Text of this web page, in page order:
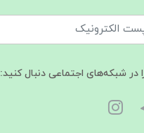
در شبکه‌های اجتماعی دنبال کنید: